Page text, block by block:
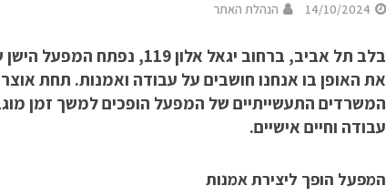
14/10/2024 הנהלת האתר
בלב תל אביב, ברחוב יגאל אלון
את האופן בו אנחנו חושבים על עבודה ואמנות. תחת
המשרדים התעשייתיים של המפעל הופכים למשך זמן
עבודה וחיים אישיים.
המפעל הופך ליצירת אמנות